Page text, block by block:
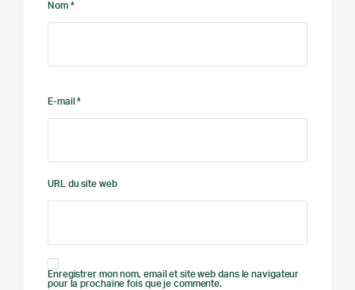
Nom *
E-mail *
URL du site web
Enregistrer mon nom, email et site web dans le navigateur
pour la prochaine fois que je commente.